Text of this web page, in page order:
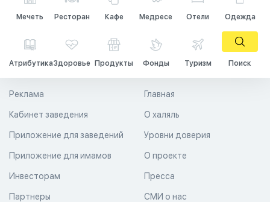
Мечеть Ресторан Кафе Медресе Отели Одежда
АтрибутикаЗдоровье Продукты Фонды Туризм Поиск
Главная
О халяль
Уровни доверия
Реклама
Кабинет заведения
Приложение для заведений
Приложение для имамов О проекте
Пресса
СМИ о нас
Инвесторам
Партнеры